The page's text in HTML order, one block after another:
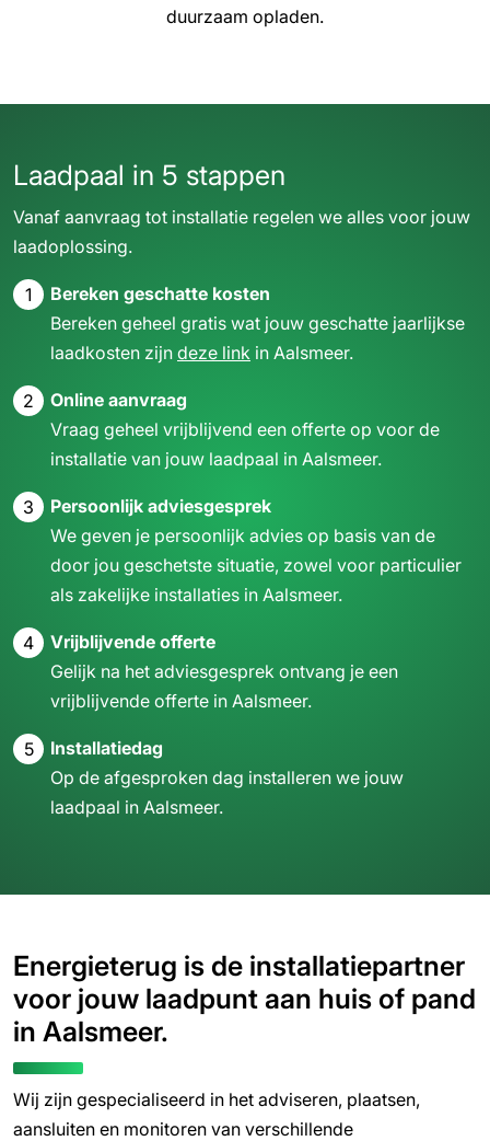
duurzaam opladen.
Laadpaal in 5 stappen
Vanaf aanvraag tot installatie regelen we alles voor jouw
laadoplossing.
1
Bereken geschatte kosten
Bereken geheel gratis wat jouw geschatte jaarlijkse
laadkosten zijn deze link in Aalsmeer.
2
Online aanvraag
Vraag geheel vrijblijvend een offerte op voor de
installatie van jouw laadpaal in Aalsmeer.
3
Persoonlijk adviesgesprek
We geven je persoonlijk advies op basis van de
door jou geschetste situatie, zowel voor particulier
als zakelijke installaties in Aalsmeer.
4
Vrijblijvende offerte
Gelijk na het adviesgesprek ontvang je een
vrijblijvende offerte in Aalsmeer.
5
Installatiedag
Op de afgesproken dag installeren we jouw
laadpaal in Aalsmeer.
Energieterug is de installatiepartner
voor jouw laadpunt aan huis of pand
in Aalsmeer.
Wij zijn gespecialiseerd in het adviseren, plaatsen,
aansluiten en monitoren van verschillende